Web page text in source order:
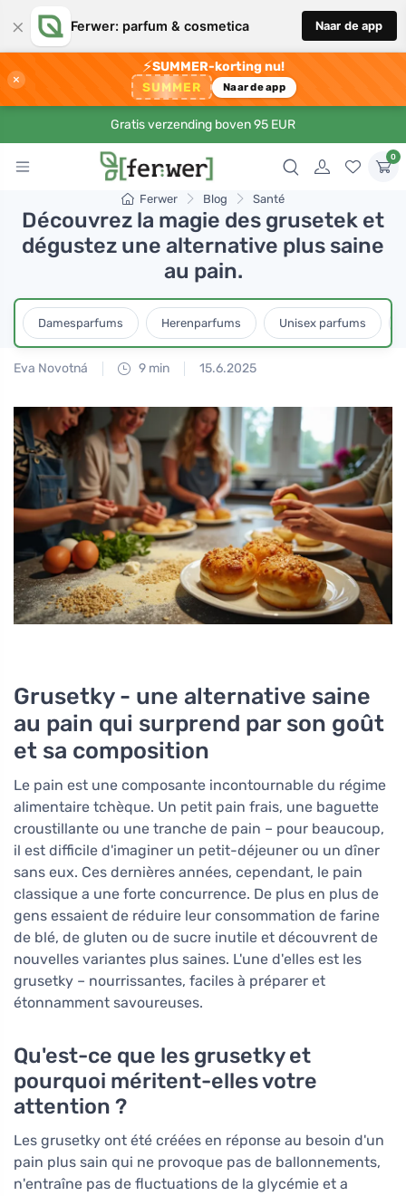
× Ferwer: parfum & cosmetica Naar de app
×
⚡SUMMER-korting nu!
SUMMER Naar de app
Gratis verzending boven 95 EUR
0
Ferwer Blog Santé
Découvrez la magie des grusetek et
dégustez une alternative plus saine
au pain.
Damesparfums Herenparfums Unisex parfums
Eva Novotná 9 min 15.6.2025
Grusetky - une alternative saine
au pain qui surprend par son goût
et sa composition
Le pain est une composante incontournable du régime
alimentaire tchèque. Un petit pain frais, une baguette
croustillante ou une tranche de pain – pour beaucoup,
il est difficile d'imaginer un petit-déjeuner ou un dîner
sans eux. Ces dernières années, cependant, le pain
classique a une forte concurrence. De plus en plus de
gens essaient de réduire leur consommation de farine
de blé, de gluten ou de sucre inutile et découvrent de
nouvelles variantes plus saines. L'une d'elles est les
grusetky – nourrissantes, faciles à préparer et
étonnamment savoureuses.
Qu'est-ce que les grusetky et
pourquoi méritent-elles votre
attention ?
Les grusetky ont été créées en réponse au besoin d'un
pain plus sain qui ne provoque pas de ballonnements,
n'entraîne pas de fluctuations de la glycémie et a